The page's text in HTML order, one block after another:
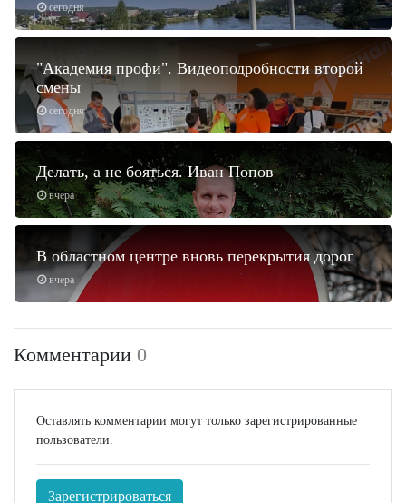
сегодня
сегодня
"Академия профи". Видеоподробности второй
смены
вчера
Делать, а не бояться. Иван Попов
вчера
В областном центре вновь перекрытия дорог
Комментарии 0
Оставлять комментарии могут только зарегистрированные
пользователи.
Зарегистрироваться